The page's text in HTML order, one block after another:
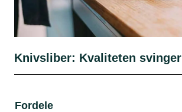
Knivsliber: Kvaliteten svinger
Fordele